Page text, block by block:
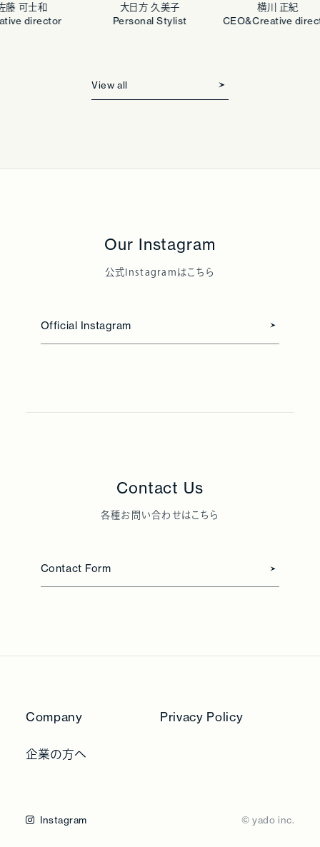
可士和
director
大日方 久美子
Personal Stylist
横川 正紀
CEO&Creative
View all
Our Instagram
公式Instagramはこちら
Official Instagram
Contact Us
各種お問い合わせはこちら
Contact Form
Company Privacy Policy
企業の方へ
Instagram © yado inc.